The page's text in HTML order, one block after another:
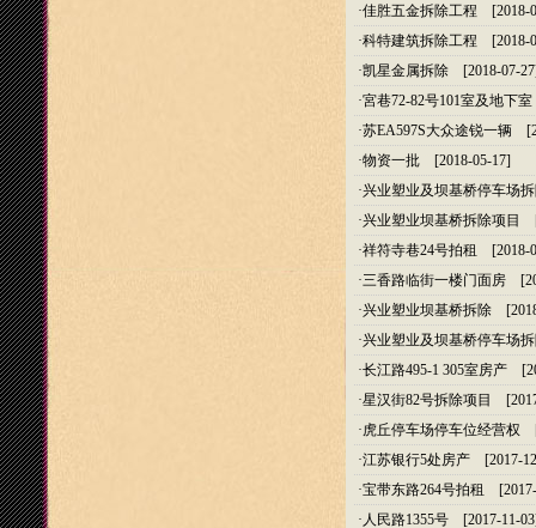
·佳胜五金拆除工程 [2018-
·科特建筑拆除工程 [2018-
·凯星金属拆除 [2018-07-
·宮巷72-82号101室及地下室
·苏EA597S大众途锐一辆
·物资一批 [2018-05-17]
·兴业塑业及坝基桥停车场
·兴业塑业坝基桥拆除项目
·祥符寺巷24号拍租
[2018-
·三香路临街一楼门面房
·兴业塑业坝基桥拆除
·兴业塑业及坝基桥停车场
·长江路495-1 305室房产
·星汉街82号拆除项目
·虎丘停车场停车位经营权
·江苏银行5处房产 [2017-
·宝带东路264号拍租
· 人民路1355号 [2017-11-